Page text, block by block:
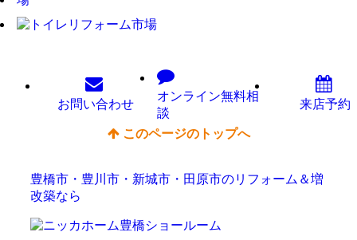
お問い合わせ
オンライン無料相
談
来店予約
このページのトップへ
豊橋市・豊川市・新城市・田原市のリフォーム＆増
改築なら